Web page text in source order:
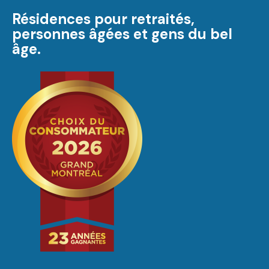
Résidences pour retraités,
personnes âgées et gens du bel
âge.